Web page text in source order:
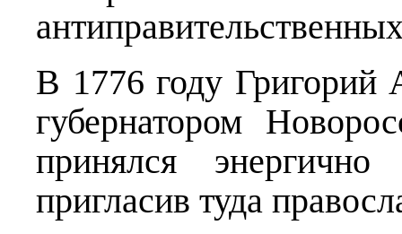
В 1776 году Григорий
губернатором
принялся энергично
пригласив туда